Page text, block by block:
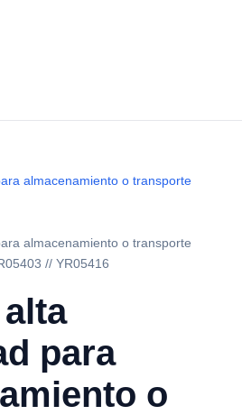
almacenamiento o transporte
almacenamiento o transporte
// YR05416
para
o